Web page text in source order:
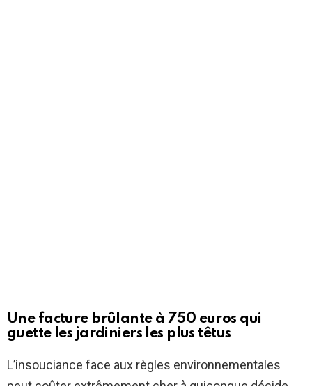
Une facture brûlante à 750 euros qui
guette les jardiniers les plus têtus
L’insouciance face aux règles environnementales